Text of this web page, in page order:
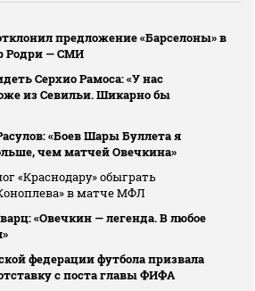
предложение «Барселоны» в
Родри — СМИ
Серхио Рамоса: «У нас
из Севильи. Шикарно бы
«Боев Шары Буллета я
чем матчей Овечкина»
«Краснодару» обыграть
в матче МФЛ
«Овечкин — легенда. В любое
федерации футбола призвала
с поста главы ФИФА